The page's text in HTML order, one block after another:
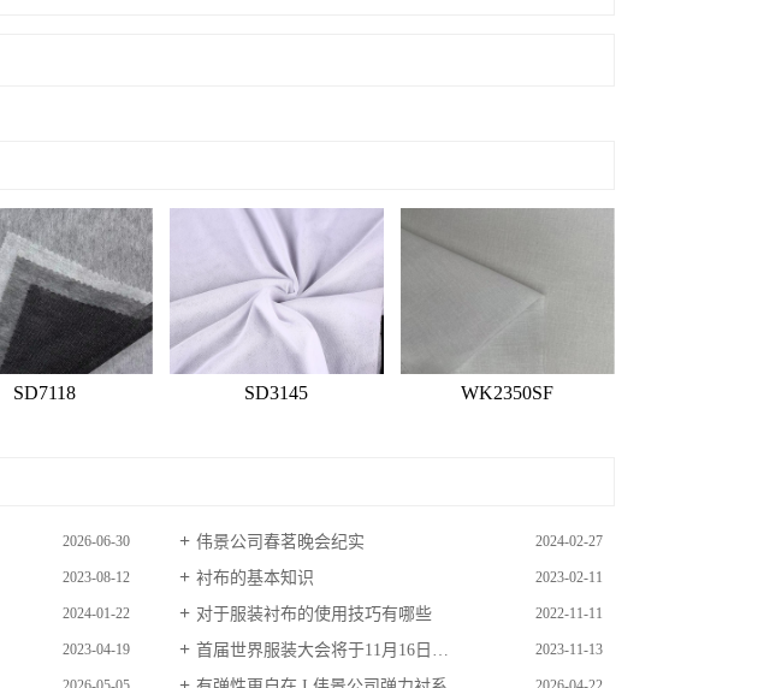
SD7118 SD3145 WK2350SF
2026-06-30 伟景公司春茗晚会纪实 2024-02-27
2023-08-12 衬布的基本知识 2023-02-11
2024-01-22 对于服装衬布的使用技巧有哪些 2022-11-11
2023-04-19 首届世界服装大会将于11月16日在虎门举办 2023-11-13